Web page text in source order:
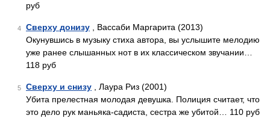
руб
4 Сверху донизу , Вассаби Маргарита (2013)
Окунувшись в музыку стиха автора, вы услышите мелодию
уже ранее слышанных нот в их классическом звучании…
118 руб
5 Сверху и снизу , Лаура Риз (2001)
Убита прелестная молодая девушка. Полиция считает, что
это дело рук маньяка-садиста, сестра же убитой… 110 руб